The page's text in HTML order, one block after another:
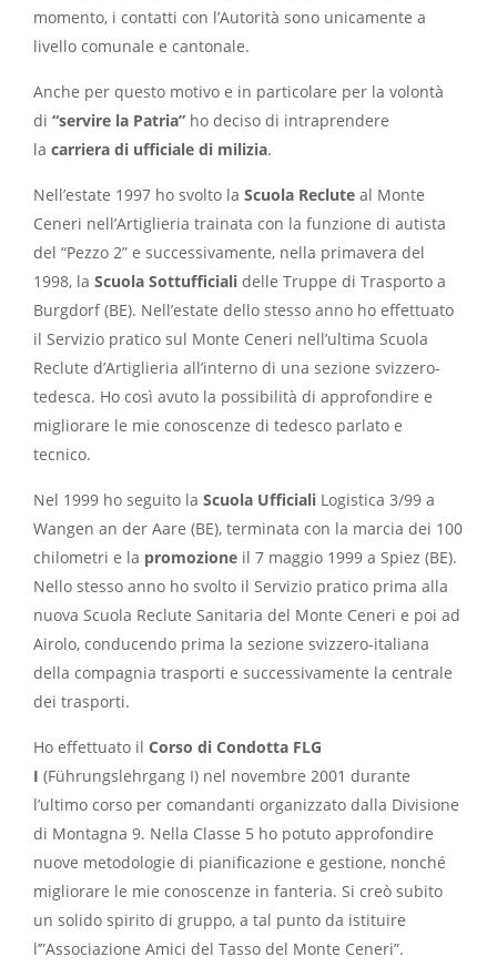
momento, i contatti con l’Autorità sono unicamente a
livello comunale e cantonale.
Anche per questo motivo e in particolare per la volontà
di “servire la Patria” ho deciso di intraprendere
la carriera di ufficiale di milizia.
Nell’estate 1997 ho svolto la Scuola Reclute al Monte
Ceneri nell’Artiglieria trainata con la funzione di autista
del “Pezzo 2” e successivamente, nella primavera del
1998, la Scuola Sottufficiali delle Truppe di Trasporto a
Burgdorf (BE). Nell’estate dello stesso anno ho effettuato
il Servizio pratico sul Monte Ceneri nell’ultima Scuola
Reclute d’Artiglieria all’interno di una sezione svizzero-
tedesca. Ho così avuto la possibilità di approfondire e
migliorare le mie conoscenze di tedesco parlato e
tecnico.
Nel 1999 ho seguito la Scuola Ufficiali Logistica 3/99 a
Wangen an der Aare (BE), terminata con la marcia dei 100
chilometri e la promozione il 7 maggio 1999 a Spiez (BE).
Nello stesso anno ho svolto il Servizio pratico prima alla
nuova Scuola Reclute Sanitaria del Monte Ceneri e poi ad
Airolo, conducendo prima la sezione svizzero-italiana
della compagnia trasporti e successivamente la centrale
dei trasporti.
Ho effettuato il Corso di Condotta FLG
I (Führungslehrgang I) nel novembre 2001 durante
l’ultimo corso per comandanti organizzato dalla Divisione
di Montagna 9. Nella Classe 5 ho potuto approfondire
nuove metodologie di pianificazione e gestione, nonché
migliorare le mie conoscenze in fanteria. Si creò subito
un solido spirito di gruppo, a tal punto da istituire
l’”Associazione Amici del Tasso del Monte Ceneri”.